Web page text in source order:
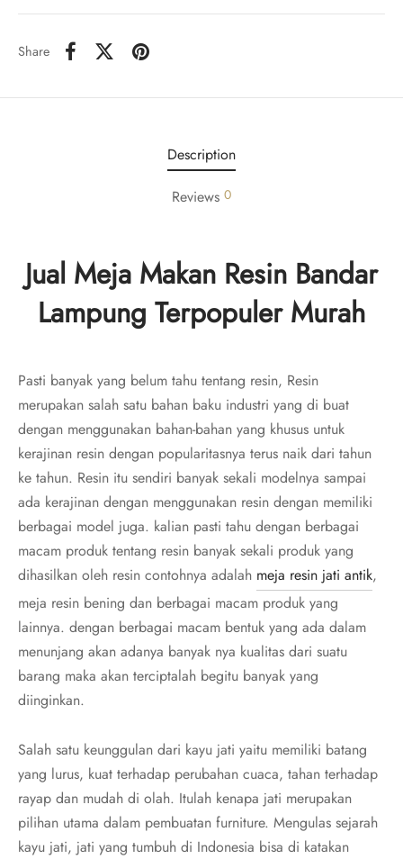
Share
Description
Reviews 0
Jual Meja Makan Resin Bandar
Lampung Terpopuler Murah
Pasti banyak yang belum tahu tentang resin, Resin
merupakan salah satu bahan baku industri yang di buat
dengan menggunakan bahan-bahan yang khusus untuk
kerajinan resin dengan popularitasnya terus naik dari tahun
ke tahun. Resin itu sendiri banyak sekali modelnya sampai
ada kerajinan dengan menggunakan resin dengan memiliki
berbagai model juga. kalian pasti tahu dengan berbagai
macam produk tentang resin banyak sekali produk yang
dihasilkan oleh resin contohnya adalah meja resin jati antik,
meja resin bening dan berbagai macam produk yang
lainnya. dengan berbagai macam bentuk yang ada dalam
menunjang akan adanya banyak nya kualitas dari suatu
barang maka akan terciptalah begitu banyak yang
diinginkan.
Salah satu keunggulan dari kayu jati yaitu memiliki batang
yang lurus, kuat terhadap perubahan cuaca, tahan terhadap
rayap dan mudah di olah. Itulah kenapa jati merupakan
pilihan utama dalam pembuatan furniture. Mengulas sejarah
kayu jati, jati yang tumbuh di Indonesia bisa di katakan